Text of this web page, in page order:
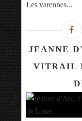
Les varennes...
JEANNE
VITRAIL